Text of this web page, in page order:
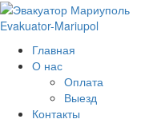
Evakuator-Mariupol
Главная
О нас
Оплата
Выезд
Контакты